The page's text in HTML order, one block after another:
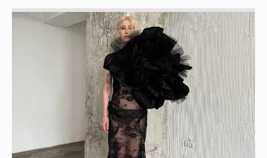
Журналистка Сулим примерила новый